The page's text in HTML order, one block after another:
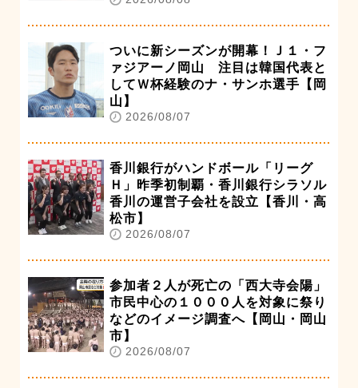
ついに新シーズンが開幕！Ｊ１・フ
ァジアーノ岡山 注目は韓国代表と
してＷ杯経験のナ・サンホ選手【岡
山】
2026/08/07
香川銀行がハンドボール「リーグ
Ｈ」昨季初制覇・香川銀行シラソル
香川の運営子会社を設立【香川・高
松市】
2026/08/07
参加者２人が死亡の「西大寺会陽」
市民中心の１０００人を対象に祭り
などのイメージ調査へ【岡山・岡山
市】
2026/08/07